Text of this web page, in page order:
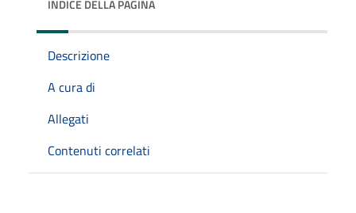
INDICE DELLA PAGINA
Descrizione
A cura di
Allegati
Contenuti correlati